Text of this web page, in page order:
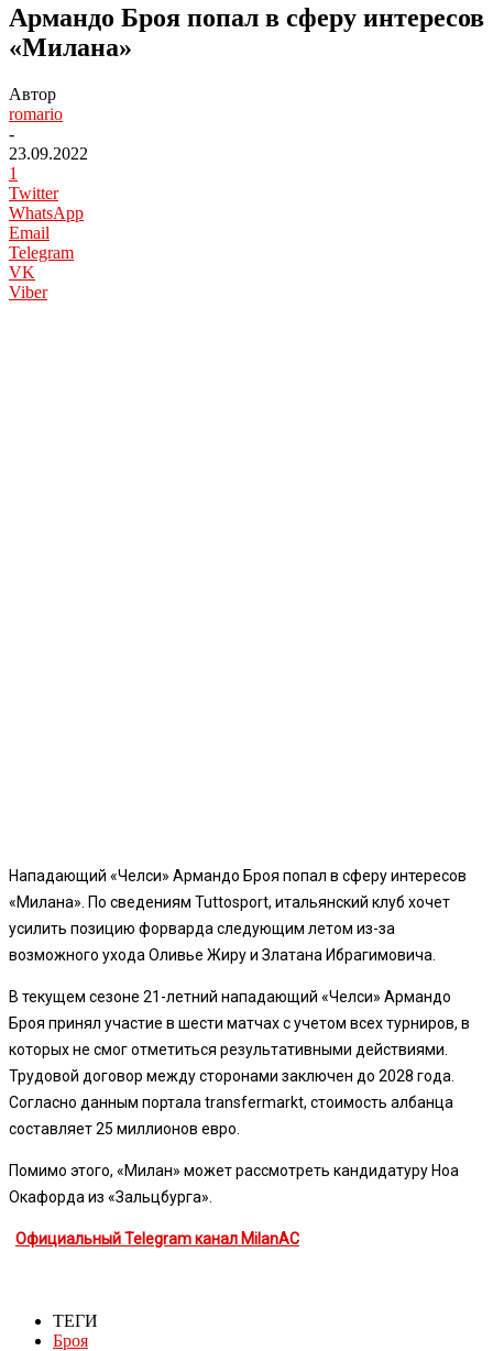
Армандо Броя попал в сферу интересов
«Милана»
Автор
romario
-
23.09.2022
1
Twitter
WhatsApp
Email
Telegram
VK
Viber
Нападающий «Челси» Армандо Броя попал в сферу интересов
«Милана». По сведениям Tuttosport, итальянский клуб хочет
усилить позицию форварда следующим летом из-за
возможного ухода Оливье Жиру и Златана Ибрагимовича.
В текущем сезоне 21-летний нападающий «Челси» Армандо
Броя принял участие в шести матчах с учетом всех турниров, в
которых не смог отметиться результативными действиями.
Трудовой договор между сторонами заключен до 2028 года.
Согласно данным портала transfermarkt, стоимость албанца
составляет 25 миллионов евро.
Помимо этого, «Милан» может рассмотреть кандидатуру Ноа
Окафорда из «Зальцбурга».
Официальный Telegram канал MilanAC
ТЕГИ
Броя